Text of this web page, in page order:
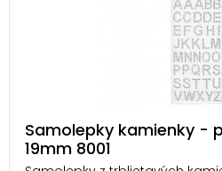
Samolepky kamienky -
19mm 8001